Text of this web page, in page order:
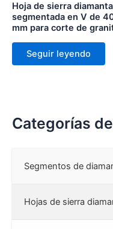
Hoja de sierra
segmentada en V de
mm para corte de
Seguir leyendo
Categorías
Segmentos de
Hojas de sierra